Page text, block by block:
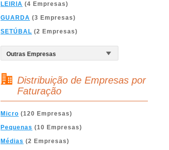
LEIRIA (4 Empresas)
GUARDA (3 Empresas)
SETÚBAL (2 Empresas)
Distribuição de Empresas por
Faturação
Micro (120 Empresas)
Pequenas (10 Empresas)
Médias (2 Empresas)